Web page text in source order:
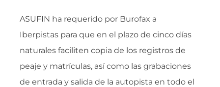
ASUFIN ha requerido por Burofax a
Iberpistas para que en el plazo de cinco días
naturales faciliten copia de los registros de
peaje y matrículas, así como las grabaciones
de entrada y salida de la autopista en todo el